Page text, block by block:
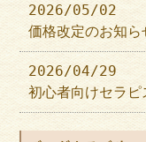
2026/05/02
価格改定のお知ら
2026/04/29
初心者向けセラ